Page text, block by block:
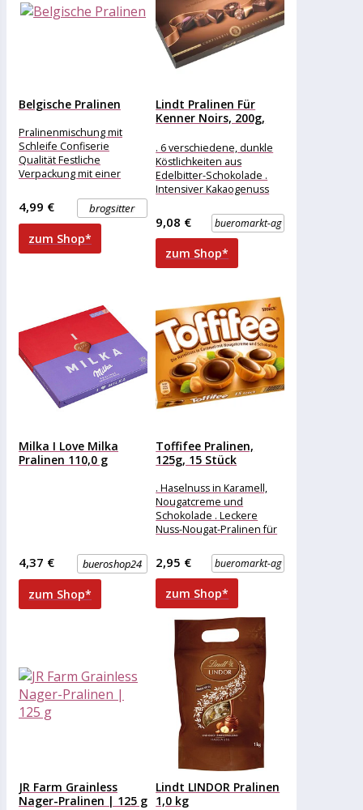
Belgische Pralinen
Pralinenmischung mit
Schleife Confiserie
Qualität Festliche
Verpackung mit einer
belgischen Pralinen. Die
Pralinen sind eine
Kombination aus
brogsitter
4,99 €
zum Shop*
Lindt Pralinen Für
Kenner Noirs, 200g,
. 6 verschiedene, dunkle
Köstlichkeiten aus
Edelbitter-Schokolade .
Intensiver Kakaogenuss
Krokantspezialitäten
Merkmale: Eigenschaft:
ohne Alkohol Ausführung:
bueromarkt-ag
9,08 €
zum Shop*
Milka I Love Milka
Pralinen 110,0 g
bueroshop24
4,37 €
zum Shop*
Toffifee Pralinen,
125g, 15 Stück
. Haselnuss in Karamell,
Nougatcreme und
Schokolade . Leckere
Nuss-Nougat-Pralinen für
Eigenschaft: ohne Alkohol
Ausführung: Geschenk
weitere
Produktinformationen:
bueromarkt-ag
2,95 €
zum Shop*
JR Farm Grainless
Nager-Pralinen | 125 g
Lindt LINDOR Pralinen
1,0 kg